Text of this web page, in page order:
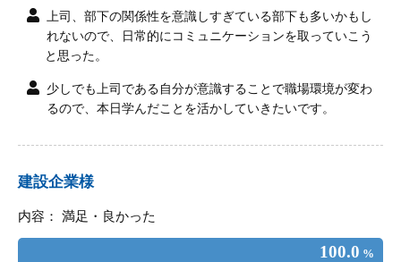
上司、部下の関係性を意識しすぎている部下も多いかもし
れないので、日常的にコミュニケーションを取っていこう
と思った。
少しでも上司である自分が意識することで職場環境が変わ
るので、本日学んだことを活かしていきたいです。
建設企業様
内容： 満足・良かった
100.0 %